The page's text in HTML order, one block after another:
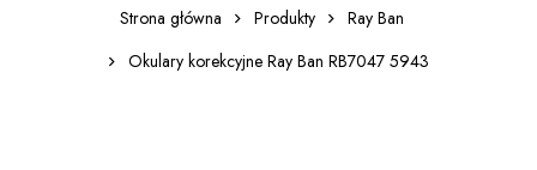
Strona główna Produkty
Ray Ban
Okulary korekcyjne Ray Ban RB7047 5943